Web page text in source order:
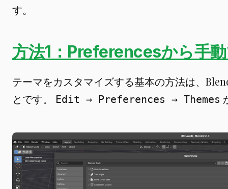
す。
方法1：Preferencesから手
テーマをカスタマイズする基本の方法は、
とです。
Edit → Preferences → Themes